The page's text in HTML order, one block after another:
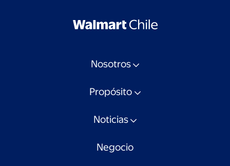
Nosotros
Propósito
Noticias
Negocio